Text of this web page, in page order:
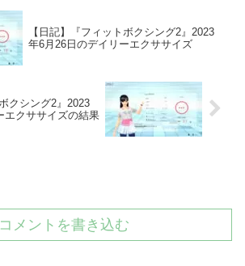
【日記】『フィットボクシング2』2023
年6月26日のデイリーエクササイズ
クシング2』2023
エクササイズの結果
コメントを書き込む